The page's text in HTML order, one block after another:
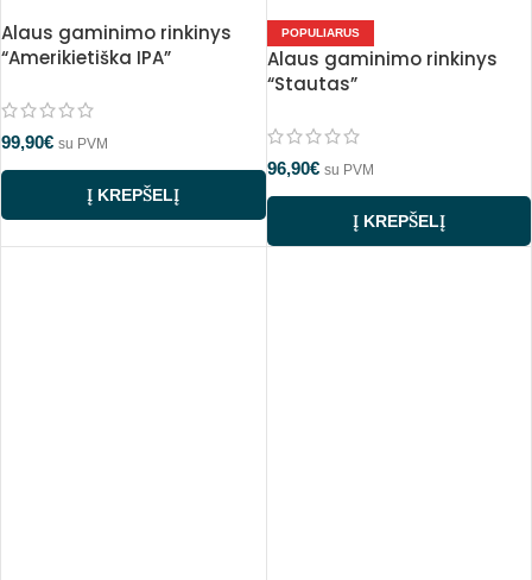
Alaus gaminimo rinkinys
“Amerikietiška IPA”
99,90€ su PVM
Į KREPŠELĮ
POPULIARUS
Alaus gaminimo rinkinys
“Stautas”
96,90€ su PVM
Į KREPŠELĮ